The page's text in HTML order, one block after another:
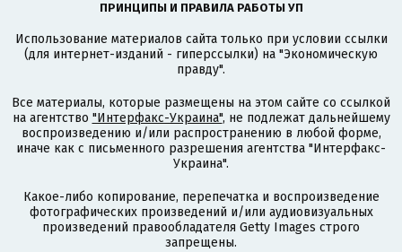
ПРИНЦИПЫ И ПРАВИЛА РАБОТЫ УП
Использование материалов сайта только при условии ссылки
(для интернет-изданий - гиперссылки) на "Экономическую
правду".
Все материалы, которые размещены на этом сайте со ссылкой
на агентство "Интерфакс-Украина", не подлежат дальнейшему
воспроизведению и/или распространению в любой форме,
иначе как с письменного разрешения агентства "Интерфакс-
Украина".
Какое-либо копирование, перепечатка и воспроизведение
фотографических произведений и/или аудиовизуальных
произведений правообладателя Getty Images строго
запрещены.